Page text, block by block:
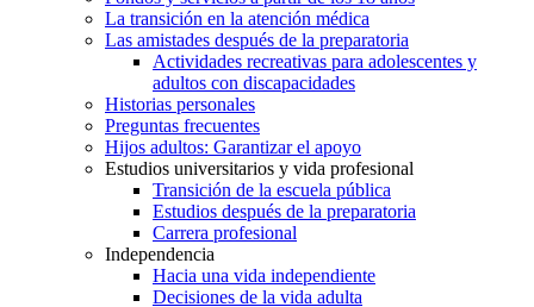
La transición en la atención médica
Las amistades después de la preparatoria
Actividades recreativas para adolescentes y
adultos con discapacidades
Historias personales
Preguntas frecuentes
Hijos adultos: Garantizar el apoyo
Estudios universitarios y vida profesional
Transición de la escuela pública
Estudios después de la preparatoria
Carrera profesional
Independencia
Hacia una vida independiente
Decisiones de la vida adulta